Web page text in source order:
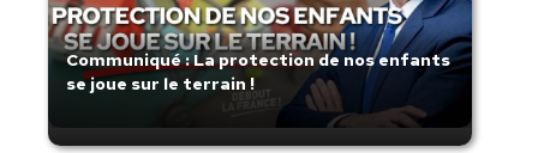
Communiqué : La protection de nos enfants
se joue sur le terrain !